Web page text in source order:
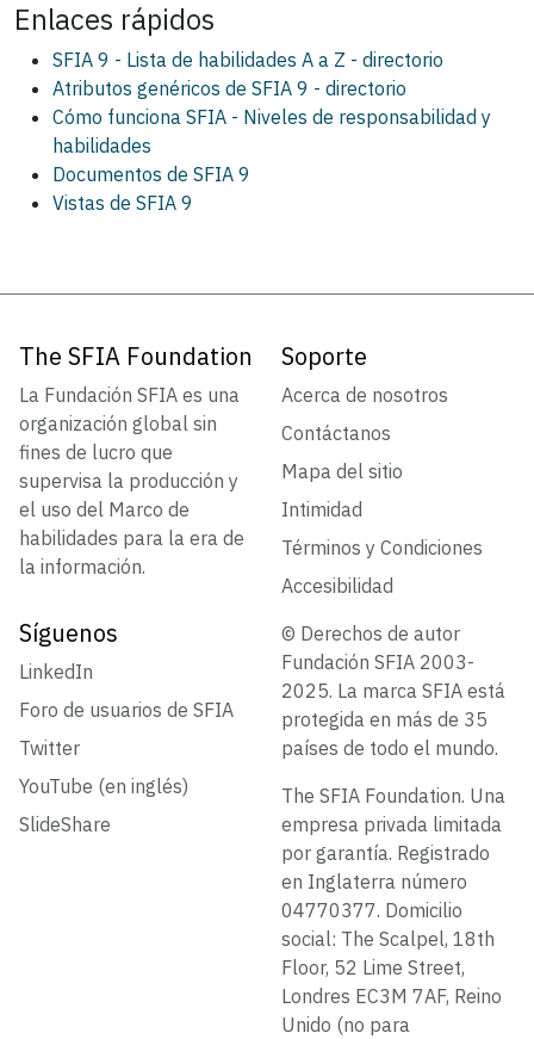
Enlaces rápidos
SFIA 9 - Lista de habilidades A a Z - directorio
Atributos genéricos de SFIA 9 - directorio
Cómo funciona SFIA - Niveles de responsabilidad y
habilidades
Documentos de SFIA 9
Vistas de SFIA 9
The SFIA Foundation
La Fundación SFIA es una
organización global sin
fines de lucro que
supervisa la producción y
el uso del Marco de
habilidades para la era de
la información.
Soporte
Acerca de nosotros
Contáctanos
Mapa del sitio
Intimidad
Términos y Condiciones
Accesibilidad
Síguenos
LinkedIn
Foro de usuarios de SFIA
Twitter
YouTube (en inglés)
SlideShare
© Derechos de autor
Fundación SFIA 2003-
2025. La marca SFIA está
protegida en más de 35
países de todo el mundo.
The SFIA Foundation. Una
empresa privada limitada
por garantía. Registrado
en Inglaterra número
04770377. Domicilio
social: The Scalpel, 18th
Floor, 52 Lime Street,
Londres EC3M 7AF, Reino
Unido (no para